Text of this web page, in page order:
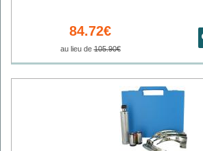
84.72€
au lieu de105.90€